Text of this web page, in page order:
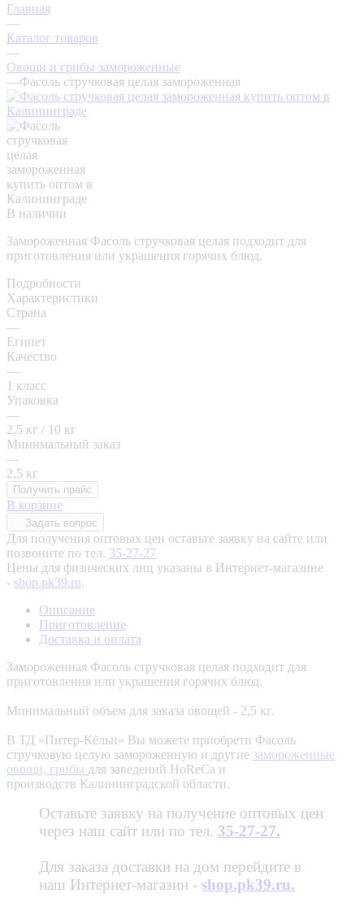
Главная
—
Каталог товаров
—
Овощи и грибы замороженные
—Фасоль стручковая целая замороженная
В наличии
Замороженная Фасоль стручковая целая подходит для
приготовления или украшения горячих блюд.
Подробности
Характеристики
Страна
—
Египет
Качество
—
1 класс
Упаковка
—
2,5 кг / 10 кг
Минимальный заказ
—
2,5 кг
Получить прайс
В корзине
Задать вопрос
Для получения оптовых цен оставьте заявку на сайте или
позвоните по тел. 35-27-27
Цены для физических лиц указаны в Интернет-магазине
- shop.pk39.ru.
Описание
Приготовление
Доставка и оплата
Замороженная Фасоль стручковая целая подходит для
приготовления или украшения горячих блюд.
Минимальный объем для заказа овощей - 2,5 кг.
В ТД «Питер-Кёльн» Вы можете приобрети Фасоль
стручковую целую замороженную и другие замороженные
овощи, грибы для заведений HoReCa и
производств Калининградской области.
Оставьте заявку на получение оптовых цен
через наш сайт или по тел. 35-27-27.
Для заказа доставки на дом перейдите в
наш Интернет-магазин - shop.pk39.ru.